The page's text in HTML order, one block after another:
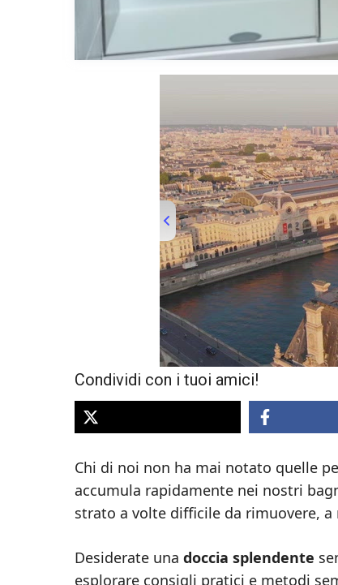
Condividi con i tuoi amici!
Chi di noi non ha mai notato quelle
accumula rapidamente nei nostri
strato a volte difficile da rimuovere,
Desiderate una doccia splendente
esplorare consigli pratici e metodi